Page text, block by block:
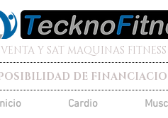
VENTA Y SAT MAQUINAS FITNESS
DE
Cardio